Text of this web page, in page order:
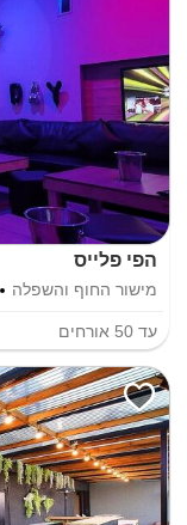
הפי פלייס
מישור החוף והשפלה
עד 50 אורחים